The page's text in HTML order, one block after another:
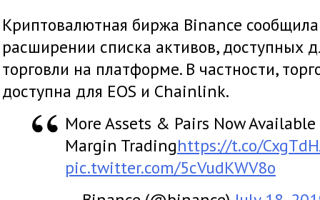
Криптовалютная биржа Binance
расширении списка активов, доступных
торговли на платформе. В частности,
доступна для EOS и Chainlink.
More Assets & Pairs Now
Margin Tradinghttps://t.co/
pic.twitter.com/5cVudKWV8o